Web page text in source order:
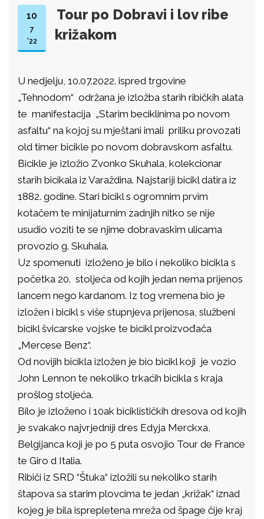
10
7
'22
Tour po Dobravi i lov ribe
križakom
U nedjelju, 10.07.2022. ispred trgovine
„Tehnodom“ održana je izložba starih ribičkih alata
te manifestacija „Starim beciklinima po novom
asfaltu“ na kojoj su mještani imali priliku provozati
old timer bicikle po novom dobravskom asfaltu.
Bicikle je izložio Zvonko Skuhala, kolekcionar
starih bicikala iz Varaždina. Najstariji bicikl datira iz
1882. godine. Stari bicikl s ogromnim prvim
kotačem te minijaturnim zadnjih nitko se nije
usudio voziti te se njime dobravaskim ulicama
provozio g. Skuhala.
Uz spomenuti izloženo je bilo i nekoliko bicikla s
početka 20. stoljeća od kojih jedan nema prijenos
lancem nego kardanom. Iz tog vremena bio je
izložen i bicikl s više stupnjeva prijenosa, službeni
bicikl švicarske vojske te bicikl proizvođača
„Mercese Benz“.
Od novijih bicikla izložen je bio bicikl koji je vozio
John Lennon te nekoliko trkaćih bicikla s kraja
prošlog stoljeća.
Bilo je izloženo i 10ak biciklističkih dresova od kojih
je svakako najvrjedniji dres Edyja Merckxa,
Belgijanca koji je po 5 puta osvojio Tour de France
te Giro d Italia.
Ribiči iz SRD “Štuka“ izložili su nekoliko starih
štapova sa starim plovcima te jedan „križak“ iznad
kojeg je bila isprepletena mreža od špage čije kraj